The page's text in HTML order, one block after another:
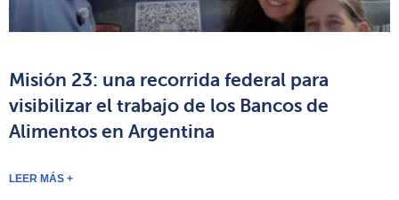
Misión 23: una recorrida federal para
visibilizar el trabajo de los Bancos de
Alimentos en Argentina
LEER MÁS +